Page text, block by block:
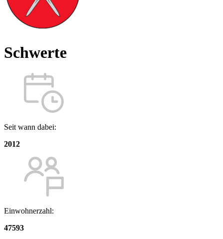
Schwerte
Seit wann dabei:
2012
Einwohnerzahl:
47593